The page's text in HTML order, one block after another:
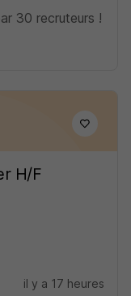
30 recruteurs !
H/F
il y a 17 heures